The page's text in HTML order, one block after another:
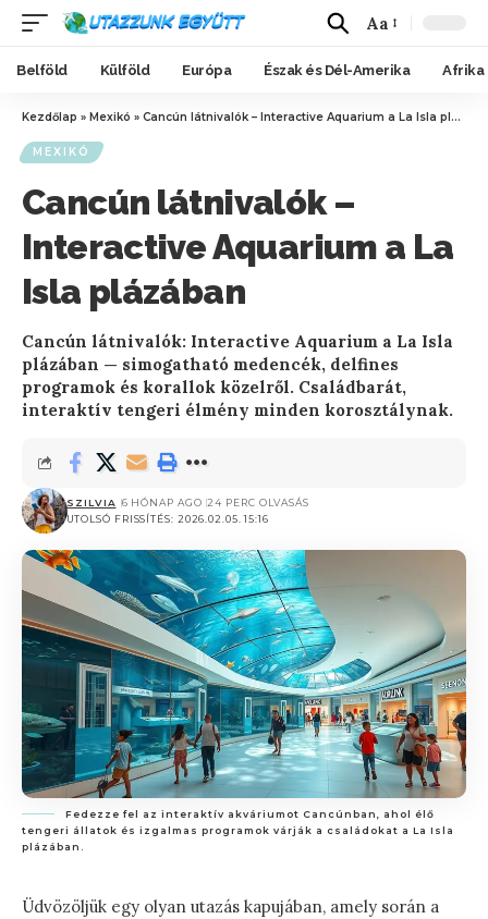
Aa
Belföld Külföld Európa Észak és Dél-Amerika Afrika
Kezdőlap » Mexikó » Cancún látnivalók – Interactive Aquarium a La Isla plázában
MEXIKÓ
Cancún látnivalók –
Interactive Aquarium a La
Isla plázában
Cancún látnivalók: Interactive Aquarium a La Isla
plázában — simogatható medencék, delfines
programok és korallok közelről. Családbarát,
interaktív tengeri élmény minden korosztálynak.
UTOLSÓ FRISSÍTÉS: 2026.02.05. 15:16
SZILVIA 6 HÓNAP AGO 24 PERC OLVASÁS
Fedezze fel az interaktív akváriumot Cancúnban, ahol élő
tengeri állatok és izgalmas programok várják a családokat a La Isla
plázában.
Üdvözöljük egy olyan utazás kapujában, amely során a